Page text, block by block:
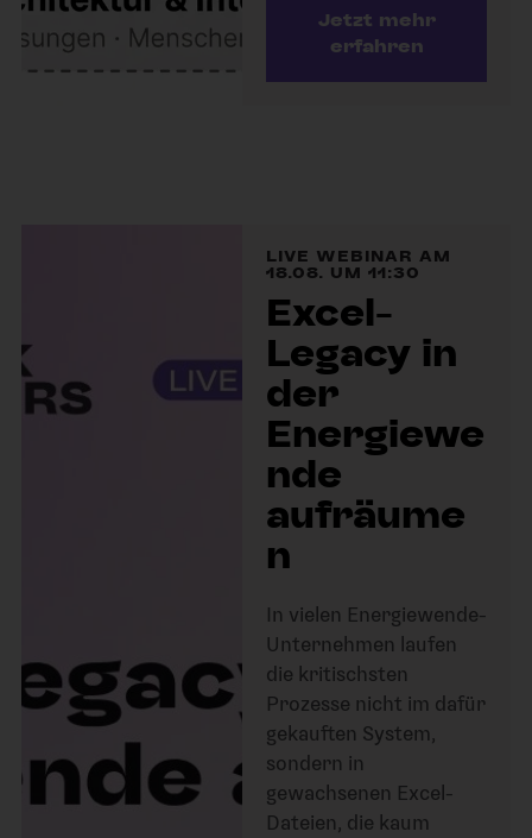
Jetzt mehr
erfahren
LIVE WEBINAR AM
18.08. UM 11:30
Excel-
Legacy in
der
Energiewe
nde
aufräume
n
In vielen Energiewende-
Unternehmen laufen
die kritischsten
Prozesse nicht im dafür
gekauften System,
sondern in
gewachsenen Excel-
Dateien, die kaum